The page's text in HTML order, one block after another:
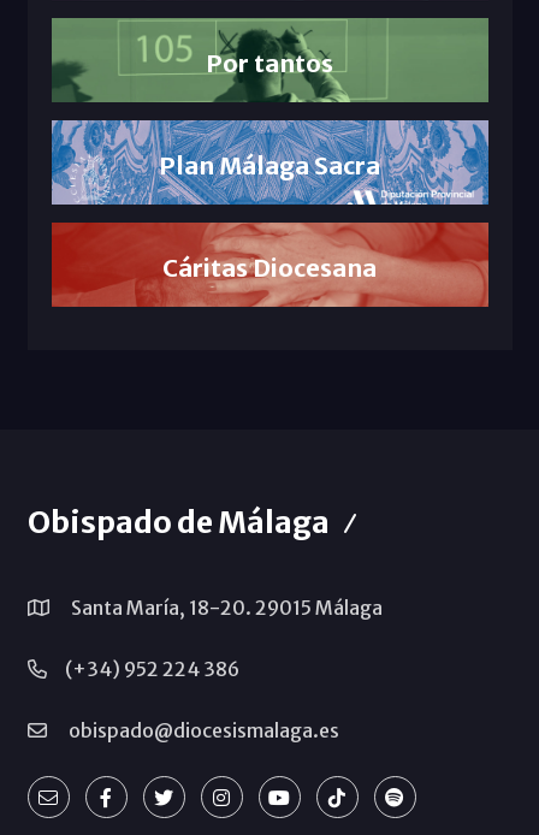
Por tantos
Plan Málaga Sacra
Cáritas Diocesana
Obispado de Málaga
Santa María, 18-20. 29015 Málaga
(+34) 952 224 386
obispado@diocesismalaga.es